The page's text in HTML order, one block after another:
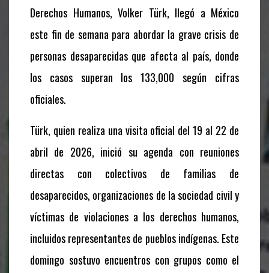
Derechos Humanos, Volker Türk, llegó a México
este fin de semana para abordar la grave crisis de
personas desaparecidas que afecta al país, donde
los casos superan los 133,000 según cifras
oficiales.
Türk, quien realiza una visita oficial del 19 al 22 de
abril de 2026, inició su agenda con reuniones
directas con colectivos de familias de
desaparecidos, organizaciones de la sociedad civil y
víctimas de violaciones a los derechos humanos,
incluidos representantes de pueblos indígenas. Este
domingo sostuvo encuentros con grupos como el